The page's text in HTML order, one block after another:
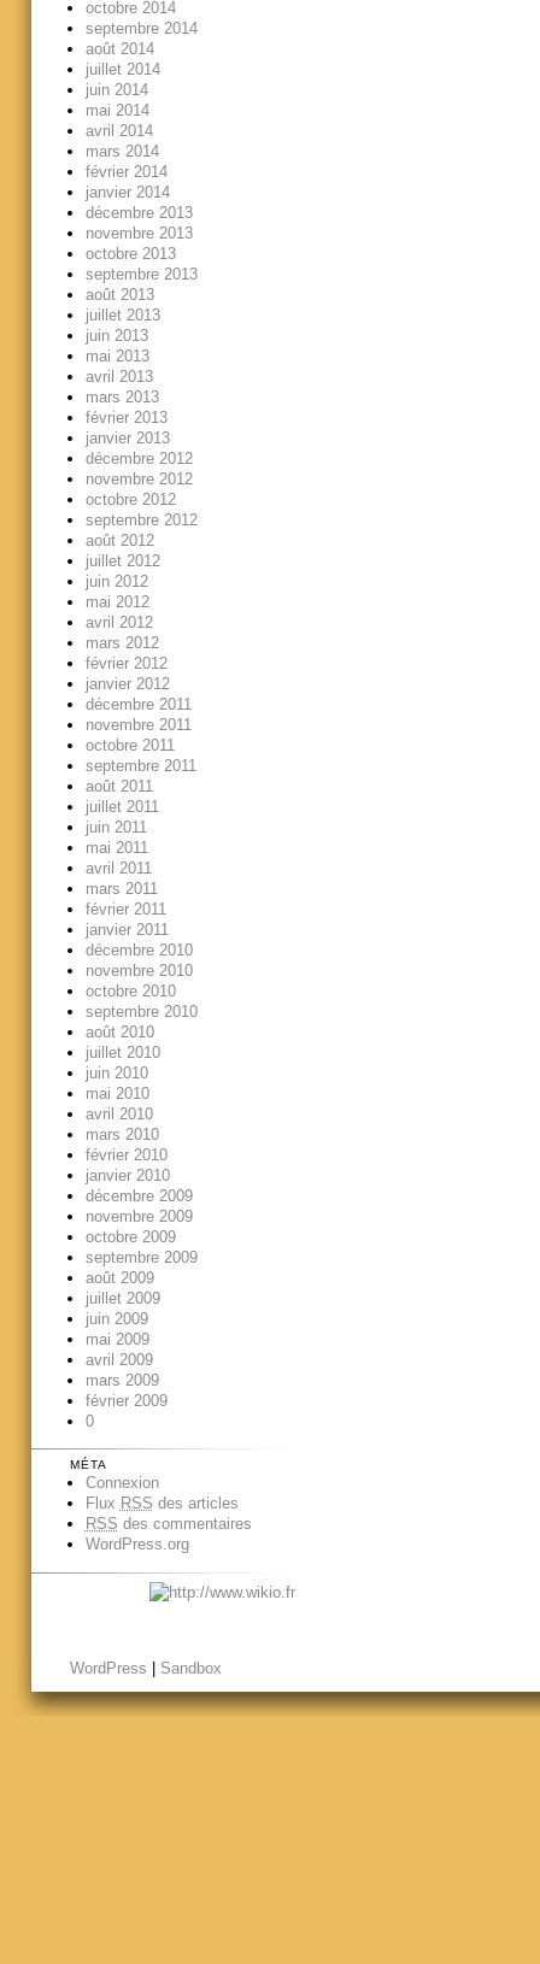
octobre 2014
septembre 2014
août 2014
juillet 2014
juin 2014
mai 2014
avril 2014
mars 2014
février 2014
janvier 2014
décembre 2013
novembre 2013
octobre 2013
septembre 2013
août 2013
juillet 2013
juin 2013
mai 2013
avril 2013
mars 2013
février 2013
janvier 2013
décembre 2012
novembre 2012
octobre 2012
septembre 2012
août 2012
juillet 2012
juin 2012
mai 2012
avril 2012
mars 2012
février 2012
janvier 2012
décembre 2011
novembre 2011
octobre 2011
septembre 2011
août 2011
juillet 2011
juin 2011
mai 2011
avril 2011
mars 2011
février 2011
janvier 2011
décembre 2010
novembre 2010
octobre 2010
septembre 2010
août 2010
juillet 2010
juin 2010
mai 2010
avril 2010
mars 2010
février 2010
janvier 2010
décembre 2009
novembre 2009
octobre 2009
septembre 2009
août 2009
juillet 2009
juin 2009
mai 2009
avril 2009
mars 2009
février 2009
0
MÉTA
Connexion
Flux RSS des articles
RSS des commentaires
WordPress.org
WordPress Sandbox